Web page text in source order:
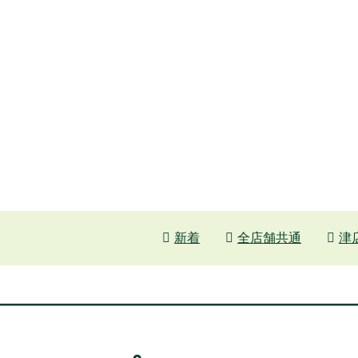
新着 全店舗共通 津